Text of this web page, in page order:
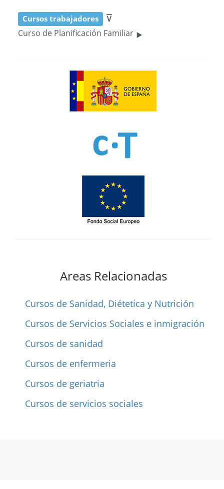
Cursos trabajadores ⊽
Curso de Planificación Familiar ‣
Areas Relacionadas
Cursos de Sanidad, Diétetica y Nutrición
Cursos de Servicios Sociales e inmigración
Cursos de sanidad
Cursos de enfermeria
Cursos de geriatria
Cursos de servicios sociales